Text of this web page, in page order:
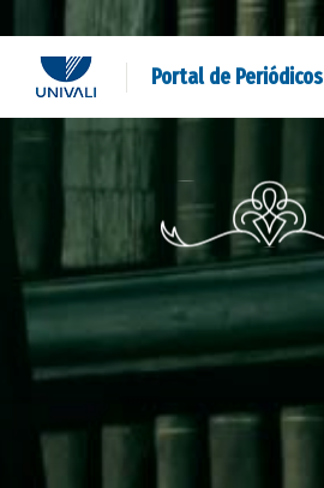
Portal de Periódicos